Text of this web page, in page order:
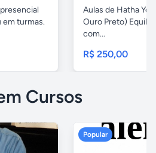
em turmas.
Aulas de Hatha
Ouro Preto)
com...
R$ 250,00
Cursos
Popular